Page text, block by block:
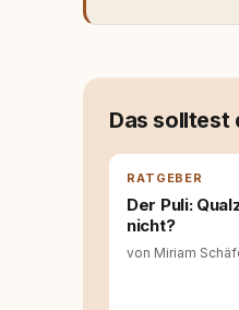
Das solltest
RATGEBER
Der Puli:
nicht?
von Miriam